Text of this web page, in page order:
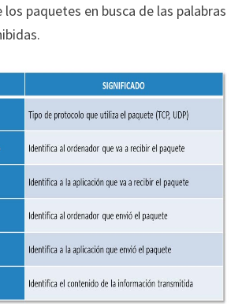
paquetes en busca de las palabras